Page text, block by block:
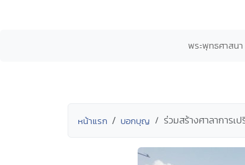
พระพุทธศาสนา
หน้าแรก บอกบุญ ร่วมสร้างศาลาการ